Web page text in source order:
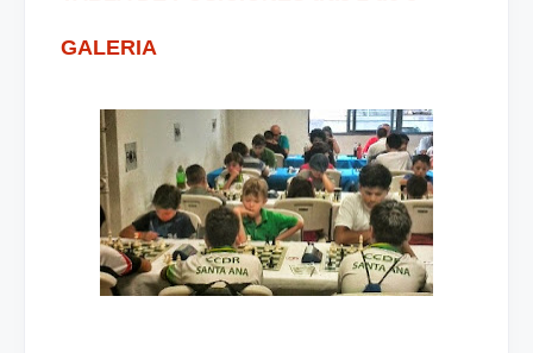
GALERIA